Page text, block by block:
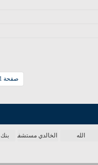
صفحة 1 من 2
الله الخالدي مستشفى